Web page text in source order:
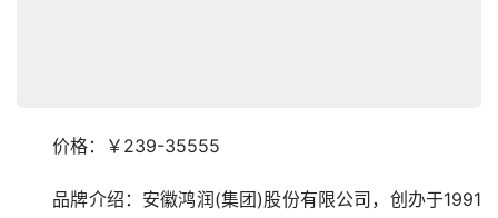
价格：￥239-35555
品牌介绍：安徽鸿润(集团)股份有限公司，创办于1991